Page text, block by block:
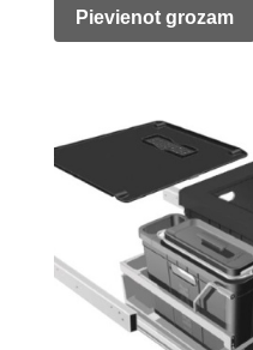
was:
is:
Pievienot grozam